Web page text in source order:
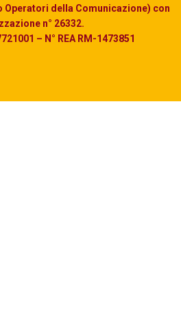
Operatori della Comunicazione) con
n° 26332.
– N° REA RM-1473851